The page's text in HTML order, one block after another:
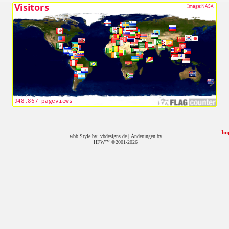
wbb Style by: vbdesigns.de | Änderungen by
HFW™ ©2001-2026